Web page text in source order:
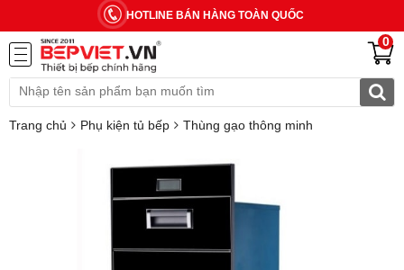
HOTLINE BÁN HÀNG TOÀN QUỐC
0
Trang chủ Phụ kiện tủ bếp Thùng gạo thông minh